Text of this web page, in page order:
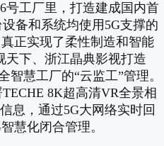
号工厂里，打造建成国内首
备和系统均使用5G支撑的
正实现了柔性制造和智能
天下、浙江晶典影视打造
智慧工厂的“云监工”管理。
8K超高清VR全景相
息，通过5G大网络实时回
慧化闭合管理。